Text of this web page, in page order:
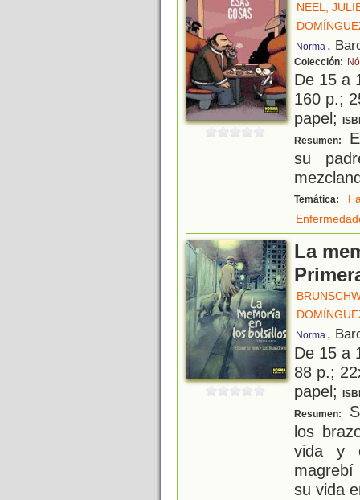
NEEL,
Norma ,
Colección:
De 15 a
160 p.;
papel;
Resumen:
su
Temática:
La
Norma ,
De 15 a
88 p.;
papel;
Resumen:
los
vida y
su vida